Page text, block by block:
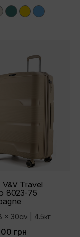
Champagne
GreenGoldBlue
V&V Travel
8023-75
x 30см | 4.5кг
грн